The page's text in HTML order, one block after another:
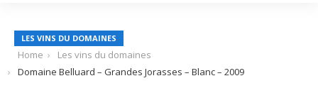
LES VINS DU DOMAINES
Home
Les vins du domaines
Domaine Belluard – Grandes Jorasses – Blanc – 2009